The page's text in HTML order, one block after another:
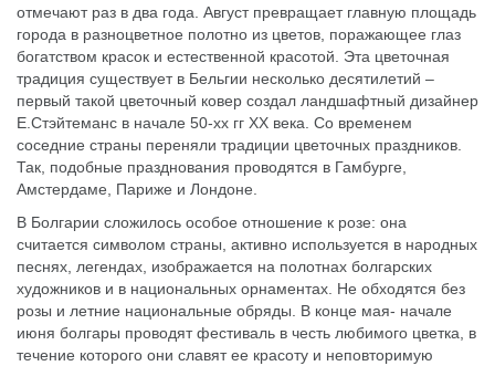
отмечают раз в два года. Август превращает главную площадь
города в разноцветное полотно из цветов, поражающее глаз
богатством красок и естественной красотой. Эта цветочная
традиция существует в Бельгии несколько десятилетий –
первый такой цветочный ковер создал ландшафтный дизайнер
Е.Стэйтеманс в начале 50-хх гг XX века. Со временем
соседние страны переняли традиции цветочных праздников.
Так, подобные празднования проводятся в Гамбурге,
Амстердаме, Париже и Лондоне.
В Болгарии сложилось особое отношение к розе: она
считается символом страны, активно используется в народных
песнях, легендах, изображается на полотнах болгарских
художников и в национальных орнаментах. Не обходятся без
розы и летние национальные обряды. В конце мая- начале
июня болгары проводят фестиваль в честь любимого цветка, в
течение которого они славят ее красоту и неповторимую